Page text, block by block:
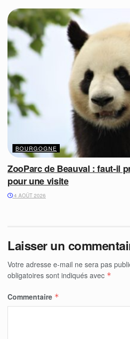
BOURGOGNE
ZooParc de Beauval : faut-il
pour une visite
4 AOÛT 2026
Laisser un
Votre adresse e-mail ne sera pas
obligatoires sont indiqués avec *
Commentaire *